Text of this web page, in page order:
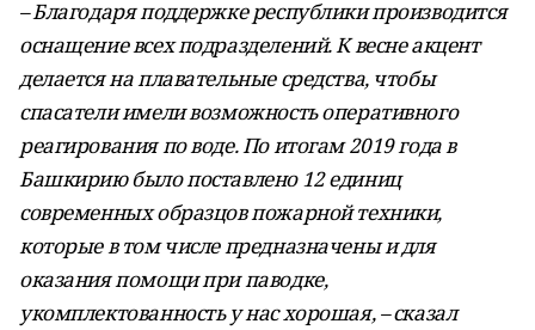
– Благодаря поддержке республики производится
оснащение всех подразделений. К весне акцент
делается на плавательные средства, чтобы
спасатели имели возможность оперативного
реагирования по воде. По итогам 2019 года в
Башкирию было поставлено 12 единиц
современных образцов пожарной техники,
которые в том числе предназначены и для
оказания помощи при паводке,
укомплектованность у нас хорошая, – сказал